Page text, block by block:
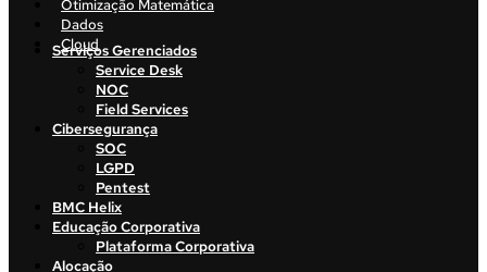
Otimização Matemática
Dados
Cloud
Serviços Gerenciados
Service Desk
NOC
Field Services
Cibersegurança
SOC
LGPD
Pentest
BMC Helix
Educação Corporativa
Plataforma Corporativa
Alocação